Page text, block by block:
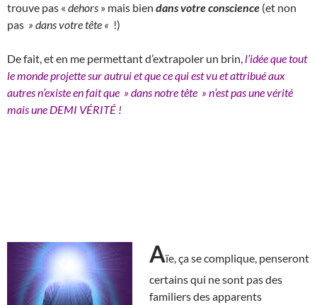
trouve pas « dehors » mais bien dans votre conscience (et non
pas » dans votre tête « !)
De fait, et en me permettant d’extrapoler un brin, l’idée que tout
le monde projette sur autrui et que ce qui est vu et attribué aux
autres n’existe en fait que » dans notre tête » n’est pas une vérité
mais une DEMI VÉRITÉ !
Aïe, ça se complique, penseront
certains qui ne sont pas des
familiers des apparents